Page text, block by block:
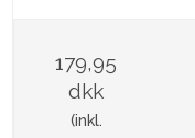
179,95
dkk
(inkl.